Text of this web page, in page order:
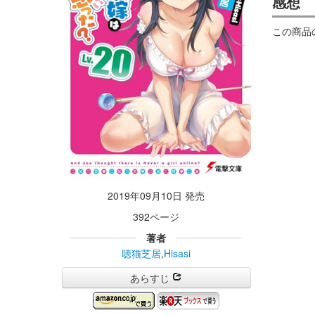
2019年09月10日 発売
392ページ
著者
聴猫芝居,Hisasi
あらすじ
この商品